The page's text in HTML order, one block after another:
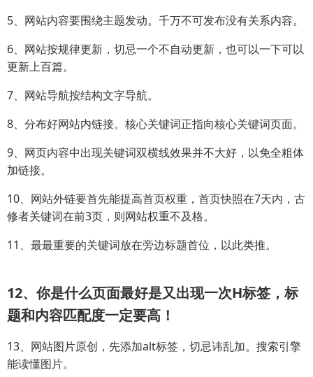
5、网站内容要围绕主题发动。千万不可发布没有关系内容。
6、网站按规律更新，切忌一个不自动更新，也可以一下可以
更新上百篇。
7、网站导航按结构文字导航。
8、分布好网站内链接。核心关键词正指向核心关键词页面。
9、网页内容中出现关键词双横线效果并不大好，以免全粗体
加链接。
10、网站外链要首先能提高首页权重，首页快照在7天内，古
修者关键词在前3页，则网站权重不及格。
11、最最重要的关键词放在旁边标题首位，以此类推。
12、你是什么页面最好是又出现一次H标签，标
题和内容匹配度一定要高！
13、网站图片原创，先添加alt标签，切忌讳乱加。搜索引擎
能读懂图片。